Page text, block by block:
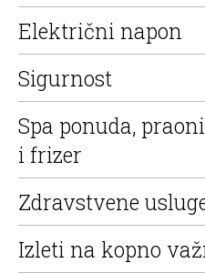
Električni napon
Sigurnost
Spa ponuda,
i frizer
Zdravstvene
Izleti na kopno